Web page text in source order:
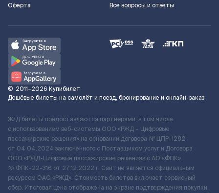
Оферта
Все вопросы и ответы
© 2011–2026 Купибилет
Дешёвые билеты на самолёт и поезд, бронирование и онлайн-заказ
Ж/Д билеты предоставляются партнёрами, в том числе
с использованием веб-системы ООО «РЖД – Цифровые
пассажирские решения» на основании договора № ЦПР-1282
от 04.04.2024 заключенного с Поставщиком услуг и Договора
ООО «РЖД-Цифровые пассажирские решения» c АО «ФПК»
№ ФПК-22-316 от 27.12.2022 г. Сайт не является официальным
ресурсом ОАО «РЖД». Стоимость билетов включает сервисный
сбор. Итоговая цена отображена на экране подтверждения покупки.